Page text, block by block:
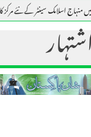
اسلامک سینٹر کے نئے
فرار۔ نذر حسین۔،۔